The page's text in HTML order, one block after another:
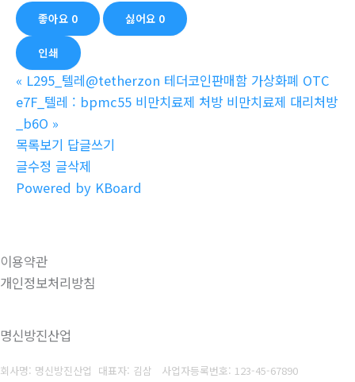
좋아요 0 싫어요 0
인쇄
« L295_텔레@tetherzon 테더코인판매함 가상화폐 OTC
e7F_텔레 : bpmc55 비만치료제 처방 비만치료제 대리처방
_b6O »
목록보기 답글쓰기
글수정 글삭제
Powered by KBoard
이용약관
개인정보처리방침
명신방진산업
회사명: 명신방진산업 대표자: 김삼 사업자등록번호: 123-45-67890